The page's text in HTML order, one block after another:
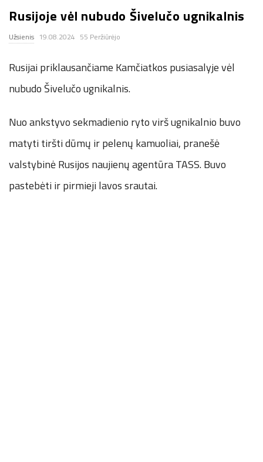
.
c
o
.
u
k
Rusijoje vėl nubudo Šivelučo ugnikalnis
Užsienis 19.08.2024 55 Peržiūrėjo
Rusijai priklausančiame Kamčiatkos pusiasalyje vėl
nubudo Šivelučo ugnikalnis.
Nuo ankstyvo sekmadienio ryto virš ugnikalnio buvo
matyti tiršti dūmų ir pelenų kamuoliai, pranešė
valstybinė Rusijos naujienų agentūra TASS. Buvo
pastebėti ir pirmieji lavos srautai.